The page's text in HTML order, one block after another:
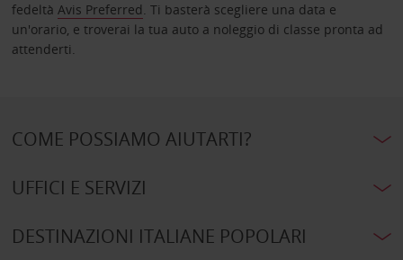
fedeltà Avis Preferred. Ti basterà scegliere una data e
un'orario, e troverai la tua auto a noleggio di classe pronta ad
attenderti.
COME POSSIAMO AIUTARTI?
UFFICI E SERVIZI
DESTINAZIONI ITALIANE POPOLARI